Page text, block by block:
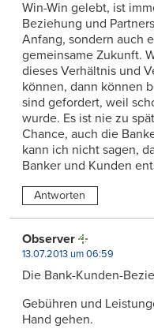
Win-Win gelebt, ist
Beziehung und
Anfang, sondern auch
gemeinsame Zukunft.
dieses Verhältnis und
können, dann können
sind gefordert, weil
wurde. Es ist nie zu
Chance, auch die
kann ich nicht sagen,
Banker und Kunden
Antworten
Observer
13.07.2013 um 06:59
Die Bank-Kunden-
Gebühren und
Hand gehen.